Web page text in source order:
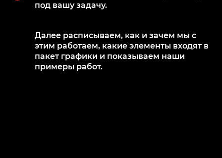
под вашу задачу.
Далее расписываем, как и зачем мы с
этим работаем, какие элементы входят в
пакет графики и показываем наши
примеры работ.